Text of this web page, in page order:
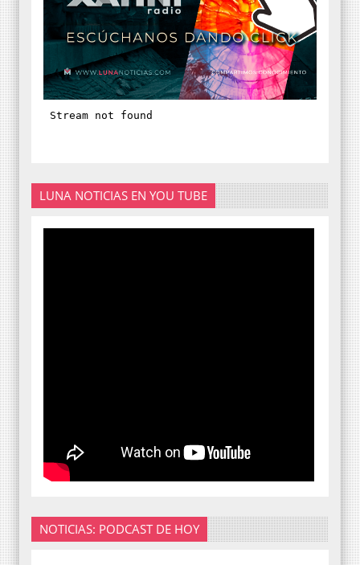
LUNA NOTICIAS EN YOU TUBE
NOTICIAS: PODCAST DE HOY